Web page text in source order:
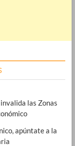
las Zonas
apúntate a la